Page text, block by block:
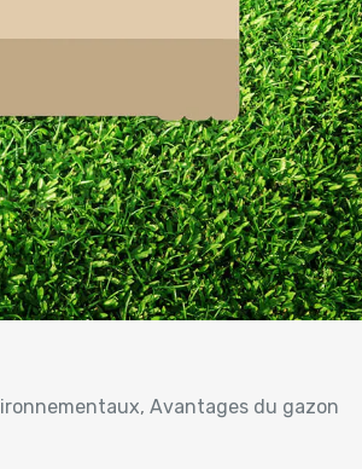
,Avantages du gazon